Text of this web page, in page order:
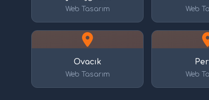
Web Tasarım Web
Ovacık
Web Tasarım Web